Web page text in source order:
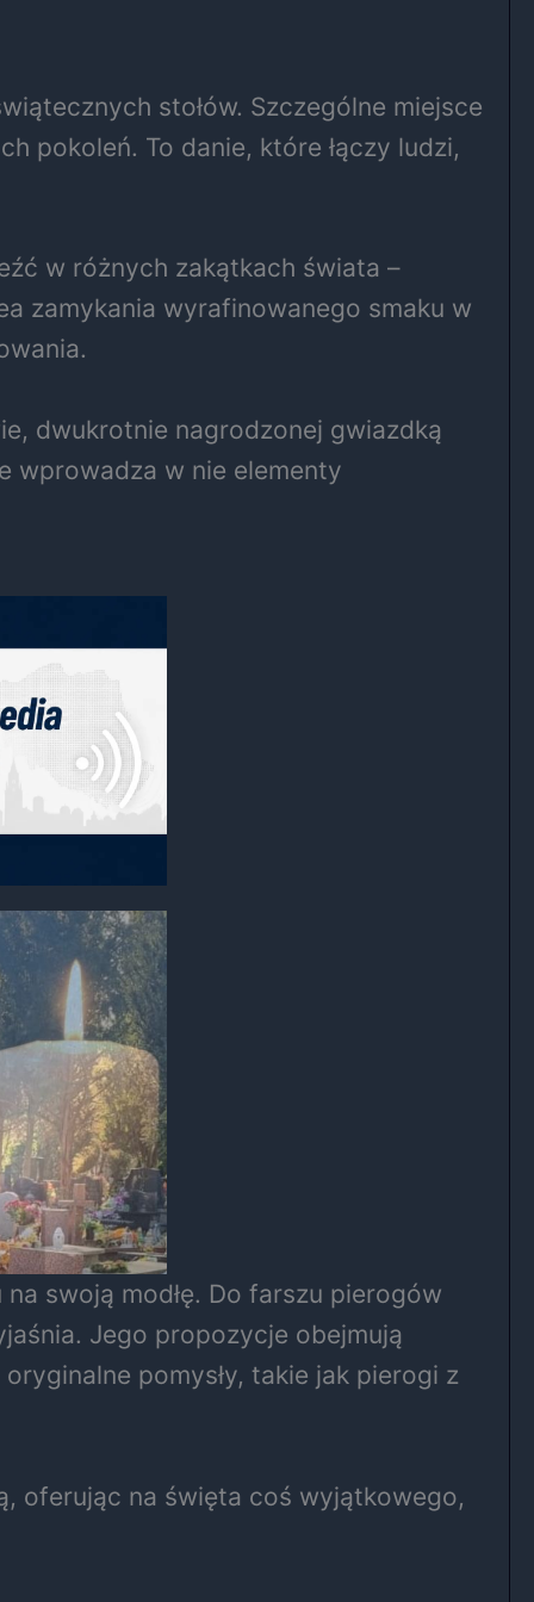
stołów. Szczególne miejsce
pokoleń. To danie, które łączy ludzi,
w różnych zakątkach świata –
zamykania wyrafinowanego smaku w
dwukrotnie nagrodzonej gwiazdką
wprowadza w nie elementy
swoją modłę. Do farszu pierogów
Jego propozycje obejmują
pomysły, takie jak pierogi z
oferując na święta coś wyjątkowego,